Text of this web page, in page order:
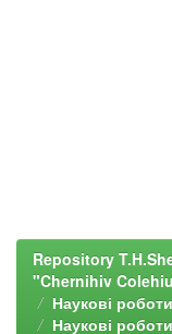
Repository
"Chernihiv
Наукові
Наукові